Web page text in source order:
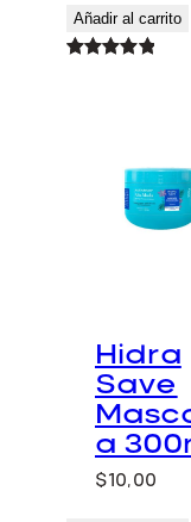
Añadir al carrito
Hidra
Save
a
$10,00